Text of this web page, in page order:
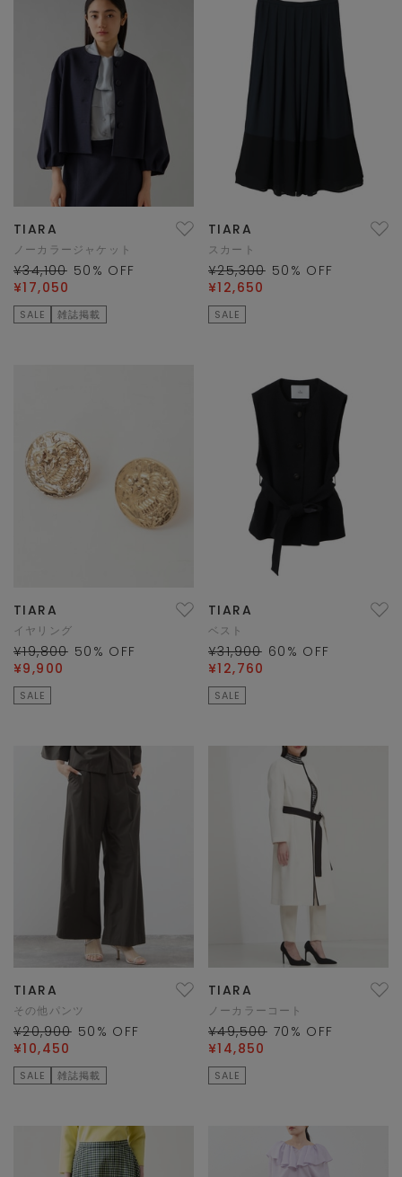
TIARA
ノーカラージャケット
¥34,100 50 % OFF
¥17,050
SALE 雑誌掲載
TIARA
スカート
¥25,300 50 % OFF
¥12,650
SALE
TIARA
イヤリング
¥19,800 50 % OFF
¥9,900
SALE
TIARA
ベスト
¥31,900 60 % OFF
¥12,760
SALE
TIARA
その他パンツ
¥20,900 50 % OFF
¥10,450
SALE 雑誌掲載
TIARA
ノーカラーコート
¥49,500 70 % OFF
¥14,850
SALE